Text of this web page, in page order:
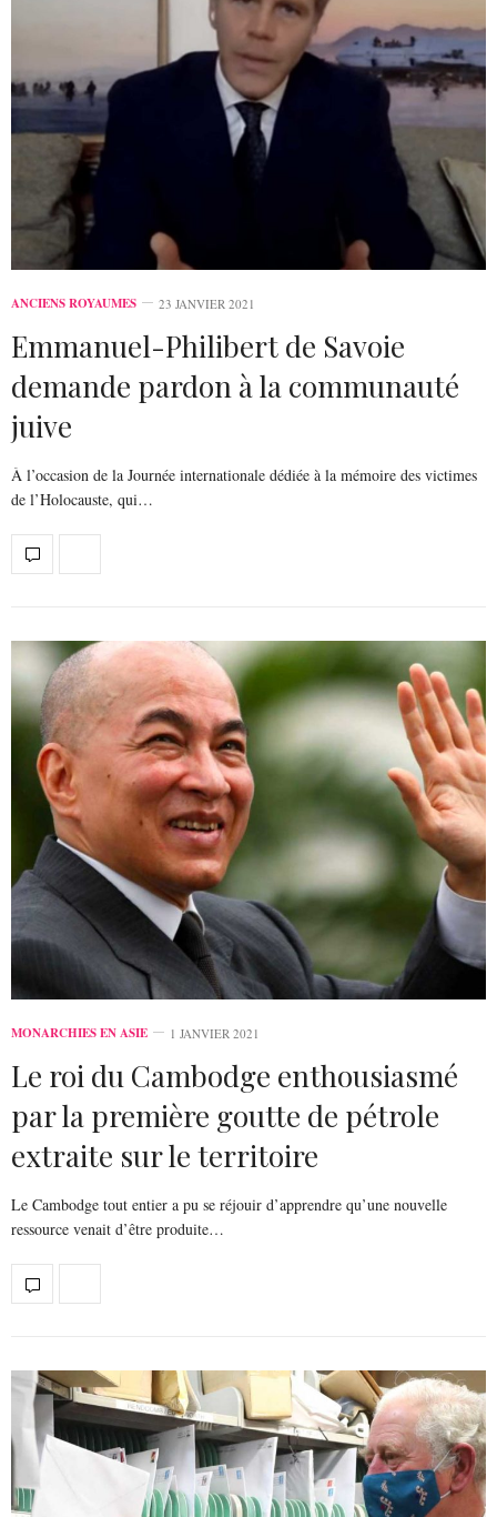
ANCIENS ROYAUMES 23 JANVIER 2021
Emmanuel-Philibert de Savoie
demande pardon à la communauté
juive
À l’occasion de la Journée internationale dédiée à la mémoire des victimes
de l’Holocauste, qui…
MONARCHIES EN ASIE 1 JANVIER 2021
Le roi du Cambodge enthousiasmé
par la première goutte de pétrole
extraite sur le territoire
Le Cambodge tout entier a pu se réjouir d’apprendre qu’une nouvelle
ressource venait d’être produite…